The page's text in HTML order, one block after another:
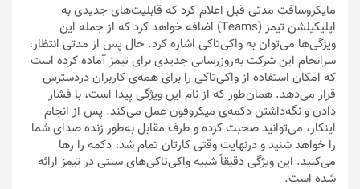
مایکروسافت مدتی قبل اعلام کرد که قابلیت‌های جدیدی به
اپلیکیلشن تیمز (Teams) اضافه خواهد کرد که از جمله این
ویژگی‌ها می‌توان به واکی‌تاکی اشاره کرد. حال پس از مدتی انتظار،
سرانجام این شرکت به‌روزرسانی جدیدی برای تیمز آماده کرده است
که امکان استفاده از واکی‌تاکی را برای همه‌ی کاربران دردسترس
قرار می‌دهد. همان‌طور که از نام این ویژگی پیدا است، با فشار
دادن و نگه‌داشتن دکمه‌ی میکروفون عمل می‌کند. پس از انجام
اینکار، می‌توانید صحبت کرده و طرف مقابل به‌طور زنده صدای شما
را خواهد شنید و درنهایت وقتی کارتان تمام شد، دکمه را رها
می‌کنید. این ویژگی دقیقاً شبیه واکی‌تاکی‌های سنتی در تیمز ارائه
شده است.